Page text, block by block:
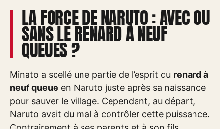
LA FORCE DE NARUTO : AVEC OU
SANS LE RENARD À NEUF
QUEUES ?
Minato a scellé une partie de l’esprit du renard à
neuf queue en Naruto juste après sa naissance
pour sauver le village. Cependant, au départ,
Naruto avait du mal à contrôler cette puissance.